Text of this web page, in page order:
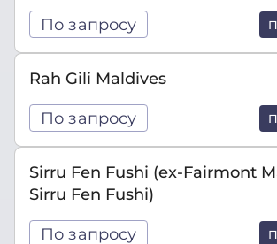
По запросу
Rah Gili Maldives
По запросу
Sirru Fen Fushi (ex-Fairmont
Sirru Fen Fushi)
По запросу